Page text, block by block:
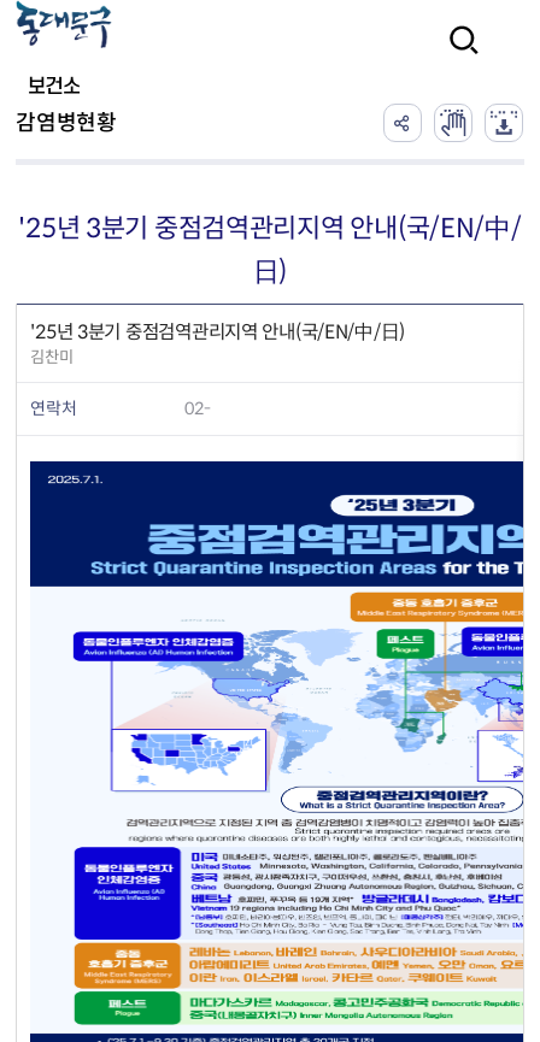
보건소
감염병현황
'25년 3분기 중점검역관리지역 안내(국/EN/中/
日)
'25년 3분기 중점검역관리지역 안내(국/EN/中/日)
김찬미
연락처 02-